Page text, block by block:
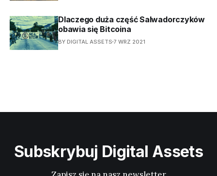
Dlaczego duża część Salwadorczyków
obawia się Bitcoina
BY DIGITAL ASSETS 7 WRZ 2021
Subskrybuj Digital Assets